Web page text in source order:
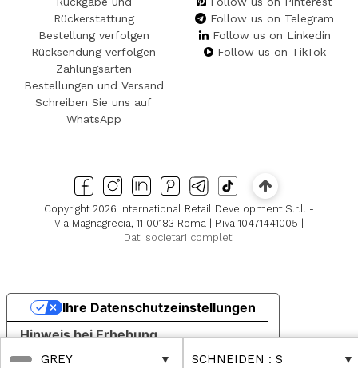
GREY SCHNEIDEN : S
Rückerstattung
Bestellung verfolgen
Rücksendung verfolgen
Zahlungsarten
Bestellungen und Versand
Schreiben Sie uns auf
WhatsApp
Follow us on Telegram
Follow us on Linkedin
Follow us on TikTok
Copyright 2026 International Retail Development S.r.l. -
Via Magnagrecia, 11 00183 Roma | P.iva 10471441005 |
Dati societari completi
Hinweis bei Erhebung
Ihre Datenschutzeinstellungen